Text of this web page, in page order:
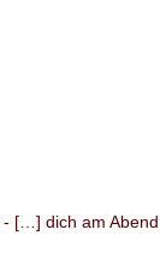
- […] dich am